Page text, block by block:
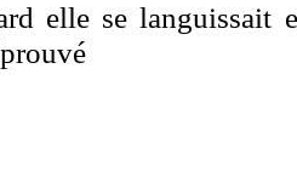
elle se languissait